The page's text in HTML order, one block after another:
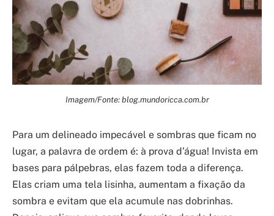
Imagem/Fonte: blog.mundoricca.com.br
Para um delineado impecável e sombras que ficam no
lugar, a palavra de ordem é: à prova d’água! Invista em
bases para pálpebras, elas fazem toda a diferença.
Elas criam uma tela lisinha, aumentam a fixação da
sombra e evitam que ela acumule nas dobrinhas.